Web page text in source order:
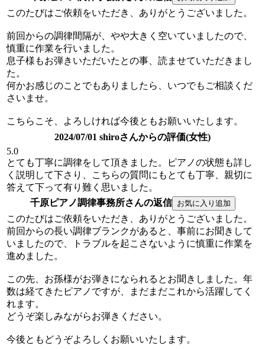
このたびはご依頼をいただき、ありがとうございました。
前回からの調律間隔が、やや大きく空いていましたので、
慎重に作業を行いました。
息子様もお弾きいただいたとの事、読ませていただきまし
た。
何かお感じのことでもありましたら、いつでもご相談くだ
さいませ。
こちらこそ、よろしければ今後ともお願いいたします。
2024/07/01 shiroさんからの評価(女性)
5.0
とても丁寧に調律をして頂きました。ピアノの状態も詳し
く説明して下さり、こちらの質問にもとても丁寧、親切に
答えて下って有り難く思いました。
千原ピアノ調律事務所さんの返信
このたびはご依頼をいただき、ありがとうございました。
前回からの長い調律ブランクがあると、事前にお聞きして
いましたので、トラブルを起こさないように慎重に作業を
進めました。
この先、お孫様がお弾きになられるとお聞きしました。年
数は経てきたピアノですが、まだまだこれから活躍してく
れます。
どうぞ楽しみながらお弾きください。
今後ともどうぞよろしくお願いいたします。